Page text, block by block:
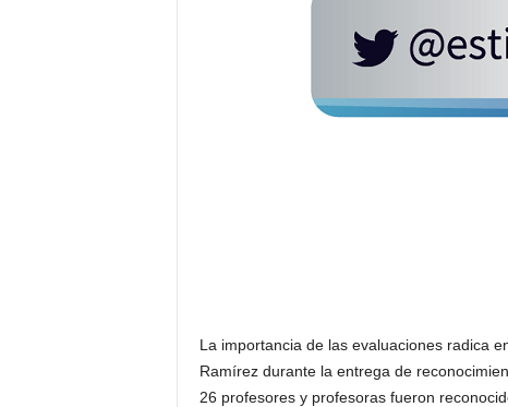
La importancia de las evaluaciones radica
Ramírez durante la entrega de
26 profesores y profesoras fueron